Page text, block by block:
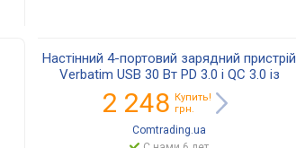
Настінний 4-портовий зарядний пристрій
Verbatim USB 30 Вт PD 3.0 і QC 3.0 із
фіксованою вилкою ЄC (чорний) 49700
2 248 Купить!
грн.
Comtrading.ua